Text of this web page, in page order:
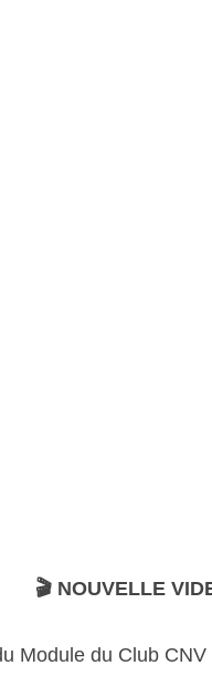
🎬 NOUVELLE
Module du Club CNV